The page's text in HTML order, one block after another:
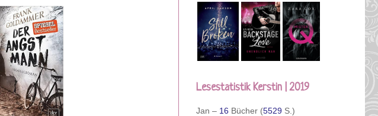
Lesestatistik Kerstin | 2019
Jan – 16 Bücher (5529 S.)